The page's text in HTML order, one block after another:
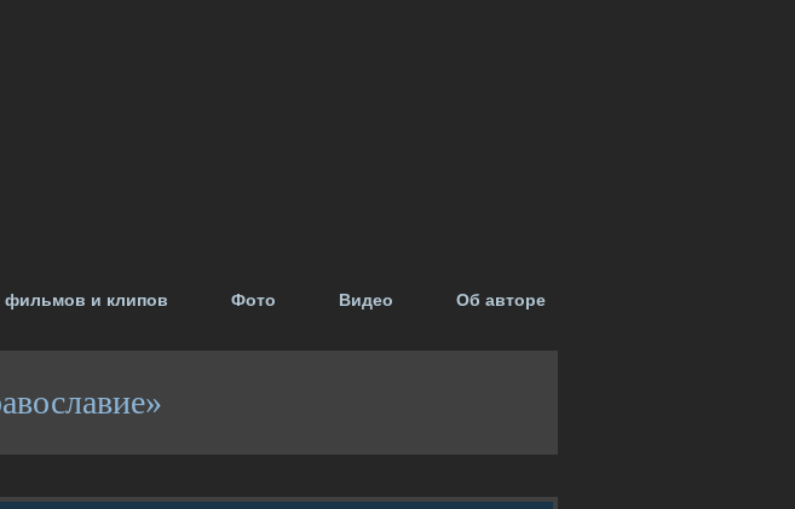
фильмов и клипов Фото Видео Об авторе